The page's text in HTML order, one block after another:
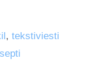
,tekstiviesti